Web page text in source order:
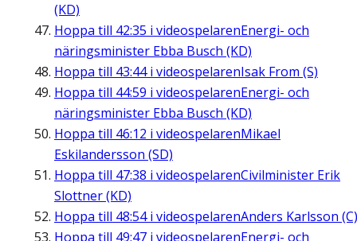
(KD)
Hoppa till 42:35 i videospelarenEnergi- och
näringsminister Ebba Busch (KD)
Hoppa till 43:44i videospelarenIsak From (S)
Hoppa till 44:59 i videospelarenEnergi- och
näringsminister Ebba Busch (KD)
Hoppa till 46:12 i videospelarenMikael
Eskilandersson (SD)
Hoppa till 47:38 i videospelarenCivilminister Erik
Slottner (KD)
Hoppa till 48:54i videospelarenAnders Karlsson (C)
Hoppa till 49:47 i videospelarenEnergi- och